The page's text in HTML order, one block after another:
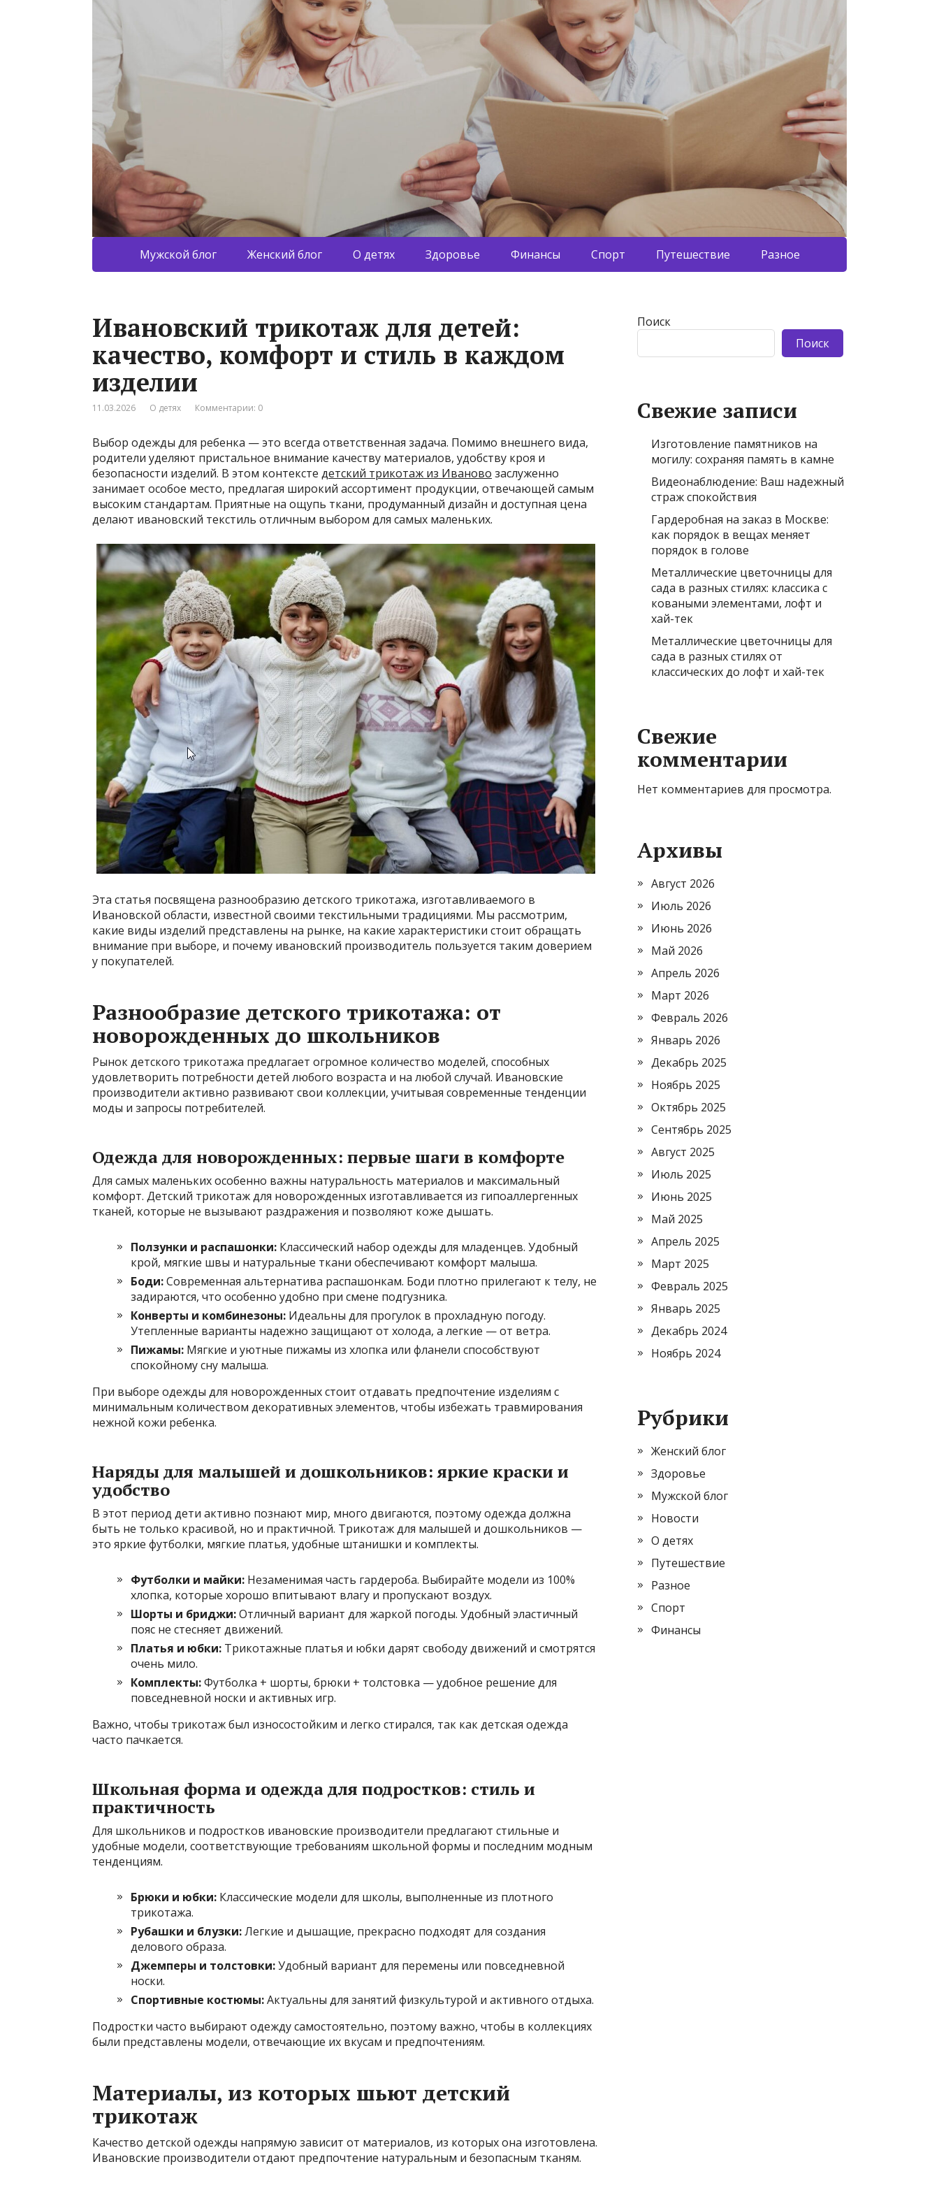
Мужской блог Женский блог О детях Здоровье Финансы Спорт Путешествие Разное
Ивановский трикотаж для детей:
качество, комфорт и стиль в каждом
изделии
11.03.2026 О детях Комментарии: 0
Выбор одежды для ребенка — это всегда ответственная задача. Помимо внешнего вида,
родители уделяют пристальное внимание качеству материалов, удобству кроя и
безопасности изделий. В этом контексте детский трикотаж из Иваново заслуженно
занимает особое место, предлагая широкий ассортимент продукции, отвечающей самым
высоким стандартам. Приятные на ощупь ткани, продуманный дизайн и доступная цена
делают ивановский текстиль отличным выбором для самых маленьких.
Эта статья посвящена разнообразию детского трикотажа, изготавливаемого в
Ивановской области, известной своими текстильными традициями. Мы рассмотрим,
какие виды изделий представлены на рынке, на какие характеристики стоит обращать
внимание при выборе, и почему ивановский производитель пользуется таким доверием
у покупателей.
Разнообразие детского трикотажа: от
новорожденных до школьников
Рынок детского трикотажа предлагает огромное количество моделей, способных
удовлетворить потребности детей любого возраста и на любой случай. Ивановские
производители активно развивают свои коллекции, учитывая современные тенденции
моды и запросы потребителей.
Одежда для новорожденных: первые шаги в комфорте
Для самых маленьких особенно важны натуральность материалов и максимальный
комфорт. Детский трикотаж для новорожденных изготавливается из гипоаллергенных
тканей, которые не вызывают раздражения и позволяют коже дышать.
Ползунки и распашонки: Классический набор одежды для младенцев. Удобный
крой, мягкие швы и натуральные ткани обеспечивают комфорт малыша.
Боди:Современная альтернатива распашонкам. Боди плотно прилегают к телу, не
задираются, что особенно удобно при смене подгузника.
Конверты и комбинезоны: Идеальны для прогулок в прохладную погоду.
Утепленные варианты надежно защищают от холода, а легкие — от ветра.
Пижамы: Мягкие и уютные пижамы из хлопка или фланели способствуют
спокойному сну малыша.
При выборе одежды для новорожденных стоит отдавать предпочтение изделиям с
минимальным количеством декоративных элементов, чтобы избежать травмирования
нежной кожи ребенка.
Наряды для малышей и дошкольников: яркие краски и
удобство
В этот период дети активно познают мир, много двигаются, поэтому одежда должна
быть не только красивой, но и практичной. Трикотаж для малышей и дошкольников —
это яркие футболки, мягкие платья, удобные штанишки и комплекты.
Футболки и майки: Незаменимая часть гардероба. Выбирайте модели из 100%
хлопка, которые хорошо впитывают влагу и пропускают воздух.
Шорты и бриджи:Отличный вариант для жаркой погоды. Удобный эластичный
пояс не стесняет движений.
Платья и юбки: Трикотажные платья и юбки дарят свободу движений и смотрятся
очень мило.
Комплекты:Футболка + шорты, брюки + толстовка — удобное решение для
повседневной носки и активных игр.
Важно, чтобы трикотаж был износостойким и легко стирался, так как детская одежда
часто пачкается.
Школьная форма и одежда для подростков: стиль и
практичность
Для школьников и подростков ивановские производители предлагают стильные и
удобные модели, соответствующие требованиям школьной формы и последним модным
тенденциям.
Брюки и юбки: Классические модели для школы, выполненные из плотного
трикотажа.
Рубашки и блузки:Легкие и дышащие, прекрасно подходят для создания
делового образа.
Джемперы и толстовки:Удобный вариант для перемены или повседневной
носки.
Спортивные костюмы:Актуальны для занятий физкультурой и активного отдыха.
Подростки часто выбирают одежду самостоятельно, поэтому важно, чтобы в коллекциях
были представлены модели, отвечающие их вкусам и предпочтениям.
Материалы, из которых шьют детский
трикотаж
Качество детской одежды напрямую зависит от материалов, из которых она изготовлена.
Ивановские производители отдают предпочтение натуральным и безопасным тканям.
Поиск
Поиск
Свежие записи
Изготовление памятников на
могилу: сохраняя память в камне
Видеонаблюдение: Ваш надежный
страж спокойствия
Гардеробная на заказ в Москве:
как порядок в вещах меняет
порядок в голове
Металлические цветочницы для
сада в разных стилях: классика с
коваными элементами, лофт и
хай-тек
Металлические цветочницы для
сада в разных стилях от
классических до лофт и хай-тек
Свежие
комментарии
Нет комментариев для просмотра.
Архивы
Август 2026
Июль 2026
Июнь 2026
Май 2026
Апрель 2026
Март 2026
Февраль 2026
Январь 2026
Декабрь 2025
Ноябрь 2025
Октябрь 2025
Сентябрь 2025
Август 2025
Июль 2025
Июнь 2025
Май 2025
Апрель 2025
Март 2025
Февраль 2025
Январь 2025
Декабрь 2024
Ноябрь 2024
Рубрики
Женский блог
Здоровье
Мужской блог
Новости
О детях
Путешествие
Разное
Спорт
Финансы